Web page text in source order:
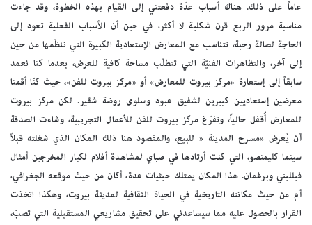
عاماً على ذلك. هناك أسباب عدّة دفعتني إلى القيام بهذه الخطوة، وقد جاءت
مناسبة مرور الربع قرن شكلية لا أكثر، في حين أن الأسباب الفعلية تعود إلى
الحاجة لصالة رحبة، تتناسب مع المعارض الإستعادية الكبيرة التي ننظّمها من حين
إلى آخر، والتظاهرات الفنيّة التي تتطلّب مساحة كافية للعرض، بعدما كنا نعمد
سابقاً إلى إستعارة «مركز بيروت للمعارض» أو «مركز بيروت للفن»، حيث كنّا أقمنا
معرضين إستعاديين كبيرين لشفيق عبود وسلوى روضة شقير. لكن مركز بيروت
للمعارض أُقفل حالياً، وتفرّغ مركز بيروت للفن للأعمال التجريبية، وشاءت الصدفة
أن يُعرض «مسرح المدينة « للبيع، والمقصود هنا ذلك المكان الذي شغلته قبلاً
سينما كليمنصو، التي كنت أرتادها في صباي لمشاهدة أفلام لكبار المخرجين أمثال
فيلليني وبرغمان. هذا المكان يمتلك حيثيات عدة، أكان من حيث موقعه الجغرافي،
أم من حيث مكانته التاريخية في الحياة الثقافية لمدينة بيروت، وهكذا اتخذت
القرار بالحصول عليه مما سيساعدني على تحقيق مشاريعي المستقبلية التي تصبّ،